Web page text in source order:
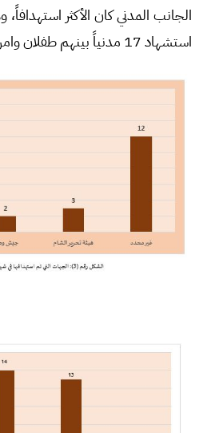
الجانب المدني كان الأكثر
استشهاد 17 مدنياً بينهم طفلان وامرأتان.